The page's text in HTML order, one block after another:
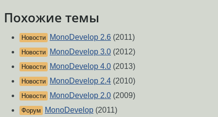
Похожие темы
Новости MonoDevelop 2.6 (2011)
Новости MonoDevelop 3.0 (2012)
Новости MonoDevelop 4.0 (2013)
Новости MonoDevelop 2.4 (2010)
Новости MonoDevelop 2.0 (2009)
Форум MonoDevelop (2011)